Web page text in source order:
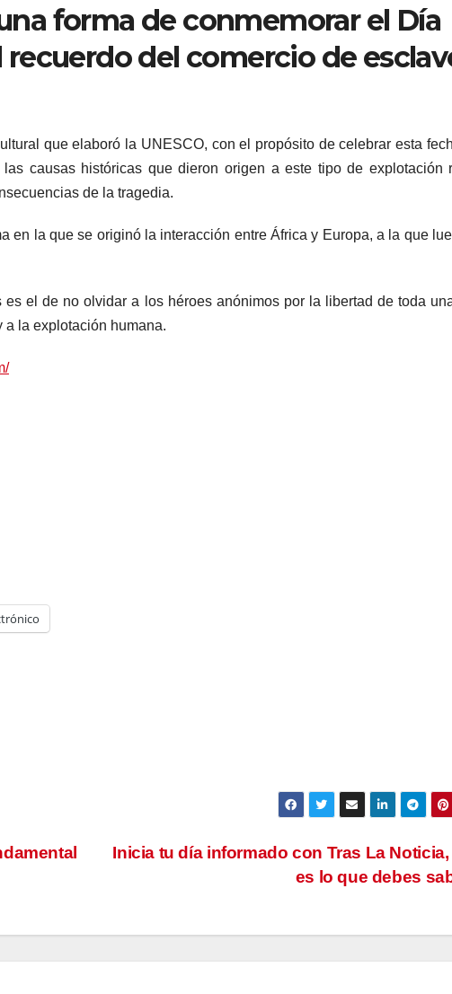
forma de conmemorar el Día
del comercio de
que elaboró la UNESCO, con el propósito de celebrar esta
causas históricas que dieron origen a este tipo de explotación
de la tragedia.
en la que se originó la interacción entre África y Europa, a la que
el de no olvidar a los héroes anónimos por la libertad de toda
la explotación humana.
Inicia tu día informado con Tras La
es lo que debes